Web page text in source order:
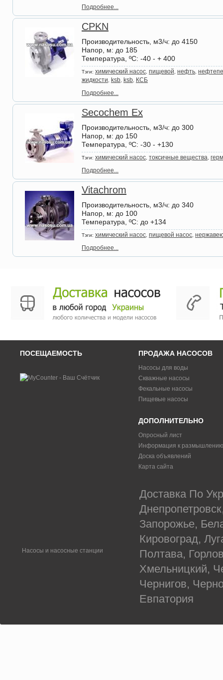
Подробнее...
CPKN
Производительность, м3/ч: до 4150
Напор, м: до 185
Температура, ºС: -40 - + 400
Тэги: химический насос пищевой нефть
жидкости
ksb ksb КСБ
Подробнее...
Secochem Ex
Производительность, м3/ч: до 300
Напор, м: до 150
Температура, ºС: -30 - +130
Тэги: химический насос токсичные вещества
Подробнее...
Vitachrom
Производительность, м3/ч: до 340
Напор, м: до 100
Температура, ºС: до +134
Тэги: химический насос пищевой насос
Подробнее...
ПОСЕЩАЕМОСТЬ ПРОДАЖА НАСОСОВ
Насосы для воды
Скважные насосы
Фекальные насосы
Пищевые насосы
ДОПОЛНИТЕЛЬНО
Опросный лист
Информация к размышлению
Доска объявлений
Карта сайта
Насосы и насосные станции
Доставка По
Запорожье,
Кировоград,
Полтава,
Хмельницкий,
Чернигов,
Евпатория